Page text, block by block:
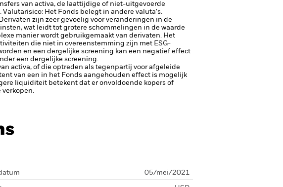
van activa, de laattijdige of niet-uitgevoerde
Valutarisico: Het Fonds belegt in andere valuta's.
Derivaten zijn zeer gevoelig voor veranderingen in de
wat leidt tot grotere schommelingen in de waarde
manier wordt gebruikgemaakt van derivaten. Het
die niet in overeenstemming zijn met ESG-
en een dergelijke screening kan een negatief effect
een dergelijke screening.
activa, of die optreden als tegenpartij voor afgeleide
van een in het Fonds aangehouden effect is mogelijk
liquiditeit betekent dat er onvoldoende kopers of
verkopen.
05/mei/2021